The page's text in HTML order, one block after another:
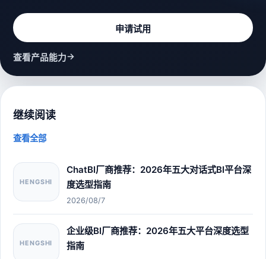
申请试用
查看产品能力→
继续阅读
查看全部
HENGSHI
ChatBI厂商推荐：2026年五大对话式BI平台深
度选型指南
2026/08/7
HENGSHI
企业级BI厂商推荐：2026年五大平台深度选型
指南